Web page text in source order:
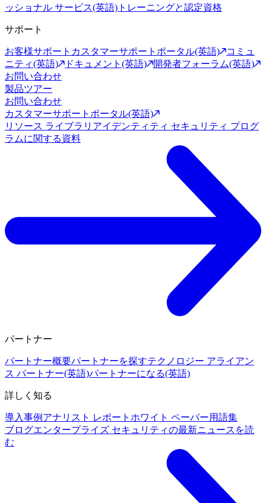
ッショナル サービス(英語) トレーニングと認定資格
サポート
お客様サポート カスタマーサポートポータル(英語)
コミュ
ニティ(英語)
ドキュメント(英語)
開発者フォーラム(英語)
お問い合わせ
製品ツアー
お問い合わせ
カスタマーサポートポータル(英語)
リソース ライブラリ アイデンティティ セキュリティ プログ
ラムに関する資料
パートナー
パートナー概要パートナーを探すテクノロジー アライアン
ス パートナー(英語)パートナーになる(英語)
詳しく知る
導入事例 アナリスト レポート ホワイト ペーパー用語集
ブログエンタープライズ セキュリティの最新ニュースを読
む